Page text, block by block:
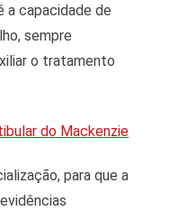
a capacidade de
sempre
o tratamento
do Mackenzie
para que a